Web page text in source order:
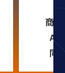
商
AI
同